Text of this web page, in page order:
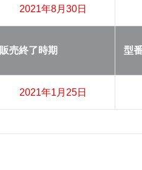
2021年8月30日
販売終了 時期 型
2021年1月25日